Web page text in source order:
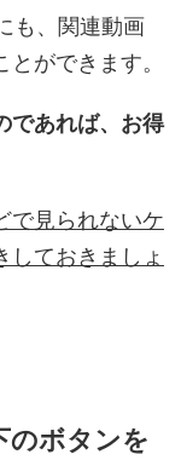
も、関連動画
ができます。
であれば、お得
で見られないケ
しておきましょ
ボタンを